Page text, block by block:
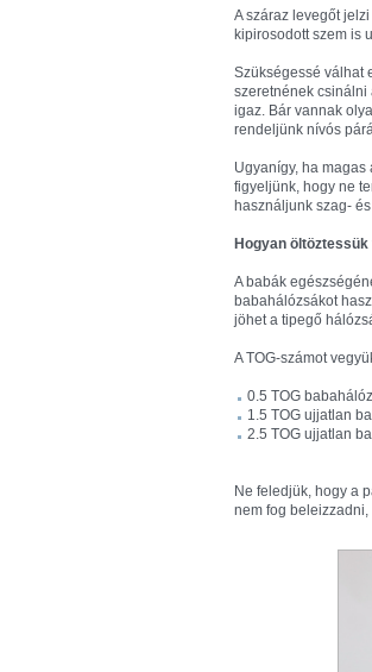
A száraz levegőt
kipirosodott szem is
Szükségessé válhat
szeretnének csinálni
igaz. Bár vannak
rendeljünk nívós
Ugyanígy, ha
figyeljünk, hogy ne
használjunk szag-
Hogyan
A babák
babahálózsákot
jöhet a tipegő
A TOG-számot
0.5 TOG
1.5 TOG ujjatlan
2.5 TOG ujjatlan
Ne feledjük, hogy a
nem fog